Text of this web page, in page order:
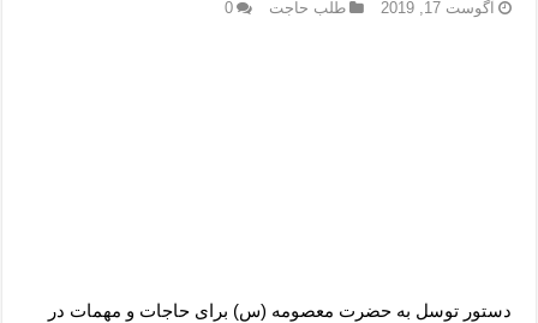
دعای رفع فقر و طلب رزق و روزی – آیه‌ جلب ثروت و برکت مال
آگوست 17, 2019 طلب حاجت 0
دستور توسل به حضرت معصومه (س) برای حاجات و مهمات در